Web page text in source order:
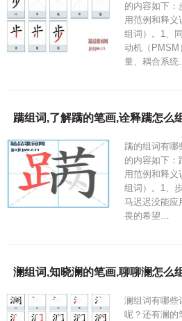
的内容如下：
用范例和释义
组词）。1、
动机（PMSM
量、耦合系
蹒组词,了解蹒的笔画,诠释蹒怎么
蹒的组词有哪
的内容如下：
用范例和释义
组词）。1、
马迟迟没能应
畏的希望…
澜组词,知晓澜的笔画,聊聊澜怎么
澜组词有哪些
呢？还有澜的